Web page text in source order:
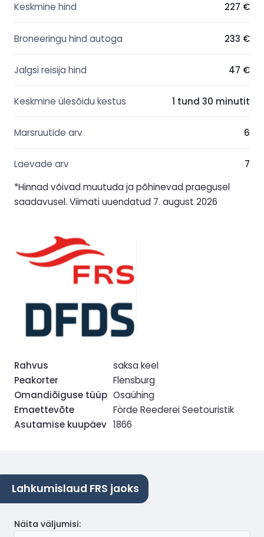
Keskmine hind 227 €
Broneeringu hind autoga 233 €
Jalgsi reisija hind 47 €
Keskmine ülesõidu kestus 1 tund 30 minutit
Marsruutide arv 6
Laevade arv
7
*Hinnad võivad muutuda ja põhinevad praegusel
saadavusel. Viimati uuendatud 7. august 2026
Rahvus
saksa keel
Peakorter
Flensburg
Omandiõiguse tüüp Osaühing
Emaettevõte
Förde Reederei Seetouristik
Asutamise kuupäev 1866
Lahkumislaud FRS jaoks
Näita väljumisi: